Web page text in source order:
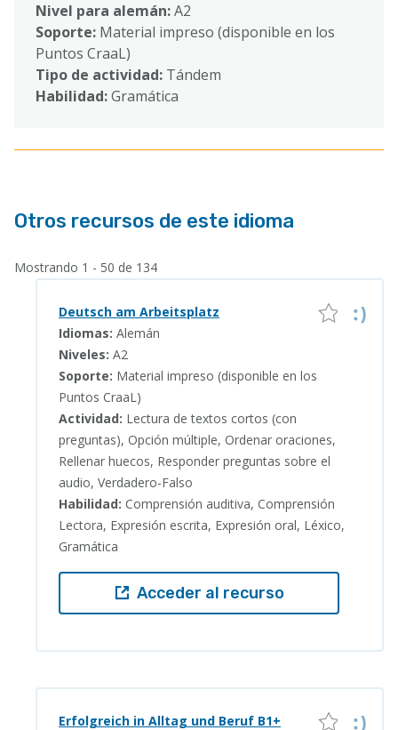
Nivel para alemán:A2
Soporte: Material impreso (disponible en los
Puntos CraaL)
Tipo de actividad: Tándem
Habilidad:Gramática
Otros recursos de este idioma
Mostrando 1 - 50 de 134
Deutsch am Arbeitsplatz
Idiomas: Alemán
Niveles: A2
Soporte: Material impreso (disponible en los
Puntos CraaL)
Actividad: Lectura de textos cortos (con
preguntas), Opción múltiple, Ordenar oraciones,
Rellenar huecos, Responder preguntas sobre el
audio, Verdadero-Falso
Habilidad: Comprensión auditiva, Comprensión
Lectora, Expresión escrita, Expresión oral, Léxico,
Gramática
Acceder al recurso
Erfolgreich in Alltag und Beruf B1+